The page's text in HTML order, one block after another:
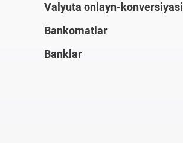
Valyuta onlayn-konversiyasi
Bankomatlar
Banklar